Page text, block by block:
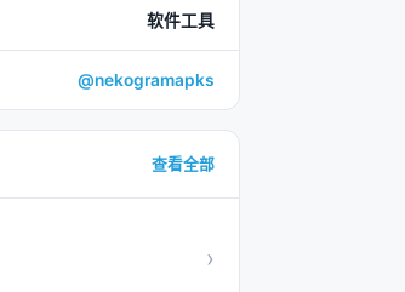
软件工具
@nekogramapks
查看全部
›